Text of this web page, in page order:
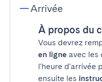
Arrivée
À propos du
Vous devrez
en ligne avec les
l'heure d'arrivée
ensuite les